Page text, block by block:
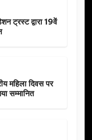
ट्रस्ट द्वारा 19वें
महिला दिवस पर
सम्मानित